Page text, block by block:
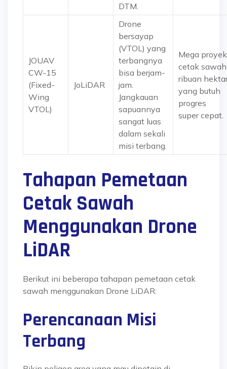
DTM.
JOUAV
CW-15
(Fixed-
Wing
VTOL)
JoLiDAR
Drone
bersayap
(VTOL) yang
terbangnya
bisa berjam-
jam.
Jangkauan
sapuannya
sangat luas
dalam sekali
misi terbang.
Mega proyek
cetak sawah
ribuan
yang butuh
progres
super cepat.
Tahapan Pemetaan
Cetak Sawah
Menggunakan Drone
LiDAR
Berikut ini beberapa tahapan pemetaan cetak
sawah menggunakan Drone LiDAR:
Perencanaan Misi
Terbang